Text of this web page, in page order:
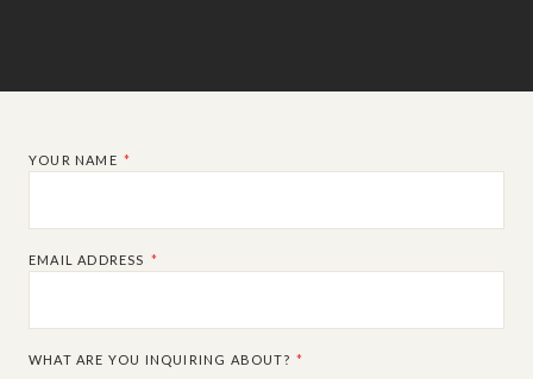
YOUR NAME *
EMAIL ADDRESS *
WHAT ARE YOU INQUIRING ABOUT? *